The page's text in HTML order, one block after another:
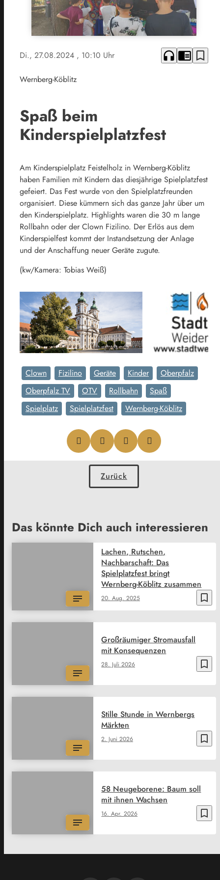
Di., 27.08.2024 , 10:10 Uhr headphones chrome_reader_mode bookmark_border
Wernberg-Köblitz
Spaß beim
Kinderspielplatzfest
Am Kinderspielplatz Feistelholz in Wernberg-Köblitz
haben Familien mit Kindern das diesjährige Spielplatzfest
gefeiert. Das Fest wurde von den Spielplatzfreunden
organisiert. Diese kümmern sich das ganze Jahr über um
den Kinderspielplatz. Highlights waren die 30 m lange
Rollbahn oder der Clown Fizilino. Der Erlös aus dem
Kinderspielfest kommt der Instandsetzung der Anlage
und der Anschaffung neuer Geräte zugute.
(kw/Kamera: Tobias Weiß)
Clown Fizilino Geräte Kinder
Oberpfalz
Oberpfalz TV
OTV Rollbahn
Spaß
Spielplatz
Spielplatzfest Wernberg-Köblitz
Zurück
Das könnte Dich auch interessieren
bookmark_border
20. Aug. 2025
Lachen, Rutschen,
Nachbarschaft: Das
Spielplatzfest bringt
Wernberg-Köblitz zusammen
bookmark_border
28. Juli 2026
Großräumiger Stromausfall
mit Konsequenzen
bookmark_border
2. Juni 2026
Stille Stunde in Wernbergs
Märkten
bookmark_border
16. Apr. 2026
58 Neugeborene: Baum soll
mit ihnen Wachsen